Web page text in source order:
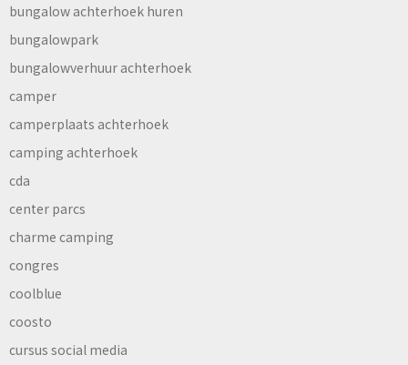
bungalow achterhoek huren
bungalowpark
bungalowverhuur achterhoek
camper
camperplaats achterhoek
camping achterhoek
cda
center parcs
charme camping
congres
coolblue
coosto
cursus social media